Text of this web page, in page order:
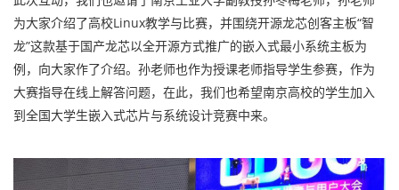
为大家介绍了高校Linux教学与比赛，并围绕开源龙芯创客主板“智
龙”这款基于国产龙芯以全开源方式推广的嵌入式最小系统主板为
例，向大家作了介绍。孙老师也作为授课老师指导学生参赛，作为
大赛指导在线上解答问题，在此，我们也希望南京高校的学生加入
到全国大学生嵌入式芯片与系统设计竞赛中来。